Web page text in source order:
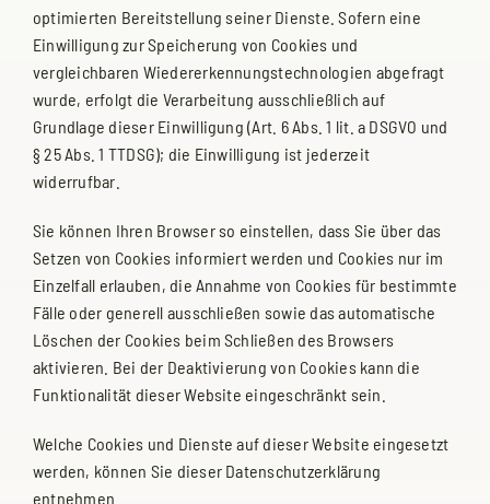
optimierten Bereitstellung seiner Dienste. Sofern eine
Einwilligung zur Speicherung von Cookies und
vergleichbaren Wiedererkennungstechnologien abgefragt
wurde, erfolgt die Verarbeitung ausschließlich auf
Grundlage dieser Einwilligung (Art. 6 Abs. 1 lit. a DSGVO und
§ 25 Abs. 1 TTDSG); die Einwilligung ist jederzeit
widerrufbar.
Sie können Ihren Browser so einstellen, dass Sie über das
Setzen von Cookies informiert werden und Cookies nur im
Einzelfall erlauben, die Annahme von Cookies für bestimmte
Fälle oder generell ausschließen sowie das automatische
Löschen der Cookies beim Schließen des Browsers
aktivieren. Bei der Deaktivierung von Cookies kann die
Funktionalität dieser Website eingeschränkt sein.
Welche Cookies und Dienste auf dieser Website eingesetzt
werden, können Sie dieser Datenschutzerklärung
entnehmen.